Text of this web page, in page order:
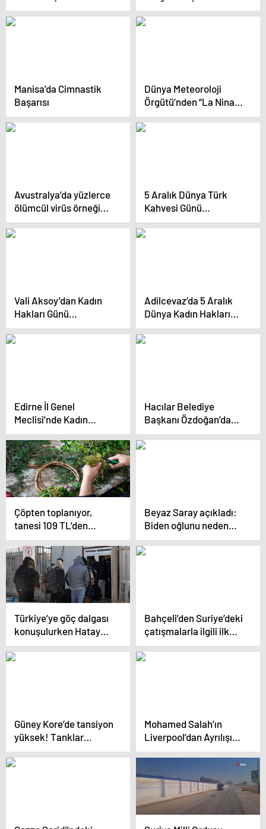
Güçlendiriyor
Manisa’da Cimnastik
Başarısı
Dünya Meteoroloji
Örgütü’nden “La Nina”
açıklaması
Avustralya’da yüzlerce
ölümcül virüs örneği
kayboldu
5 Aralık Dünya Türk
Kahvesi Günü
Lefkoşa’da Kutlandı
Vali Aksoy’dan Kadın
Hakları Günü
Kutlaması
Adilcevaz’da 5 Aralık
Dünya Kadın Hakları
Günü Etkinliği
Edirne İl Genel
Meclisi’nde Kadın
Hakları Günü Kutlandı
Hacılar Belediye
Başkanı Özdoğan’dan
Kadın Hakları Günü
Mesajı
Çöpten toplanıyor,
tanesi 109 TL’den
Avrupa’ya kapış kapış
satılıyor
Beyaz Saray açıkladı:
Biden oğlunu neden
affetti?
Türkiye’ye göç dalgası
konuşulurken Hatay
sınırında Suriyeliler
memleketlerine
Bahçeli’den Suriye’deki
çatışmalarla ilgili ilk
yorum: Esad, Türkiye
ile ön şartsız temas
Güney Kore’de tansiyon
yüksek! Tanklar
sokaklara indi, binlerce
kişi Meclis’e gidiyor
Mohamed Salah’ın
Liverpool’dan Ayrılışı
Gündemde